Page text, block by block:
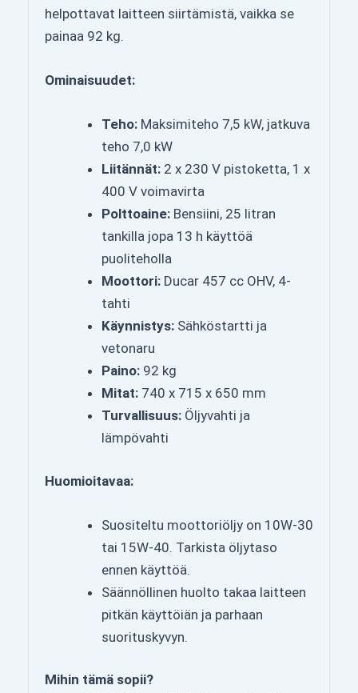
helpottavat laitteen siirtämistä, vaikka se
painaa 92 kg.
Ominaisuudet:
Teho: Maksimiteho 7,5 kW, jatkuva
teho 7,0 kW
Liitännät: 2 x 230 V pistoketta, 1 x
400 V voimavirta
Polttoaine: Bensiini, 25 litran
tankilla jopa 13 h käyttöä
puoliteholla
Moottori: Ducar 457 cc OHV, 4-
tahti
Käynnistys: Sähköstartti ja
vetonaru
Paino: 92 kg
Mitat: 740 x 715 x 650 mm
Turvallisuus: Öljyvahti ja
lämpövahti
Huomioitavaa:
Suositeltu moottoriöljy on 10W-30
tai 15W-40. Tarkista öljytaso
ennen käyttöä.
Säännöllinen huolto takaa laitteen
pitkän käyttöiän ja parhaan
suorituskyvyn.
Mihin tämä sopii?